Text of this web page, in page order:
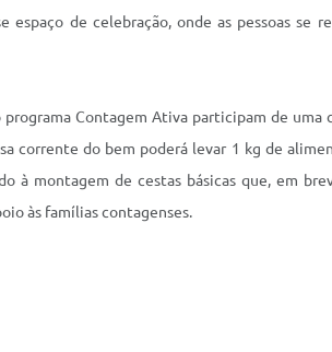
de celebração, onde as pessoas se
Contagem Ativa participam de uma
corrente do bem poderá levar 1 kg de
à montagem de cestas básicas que, em
às famílias contagenses.